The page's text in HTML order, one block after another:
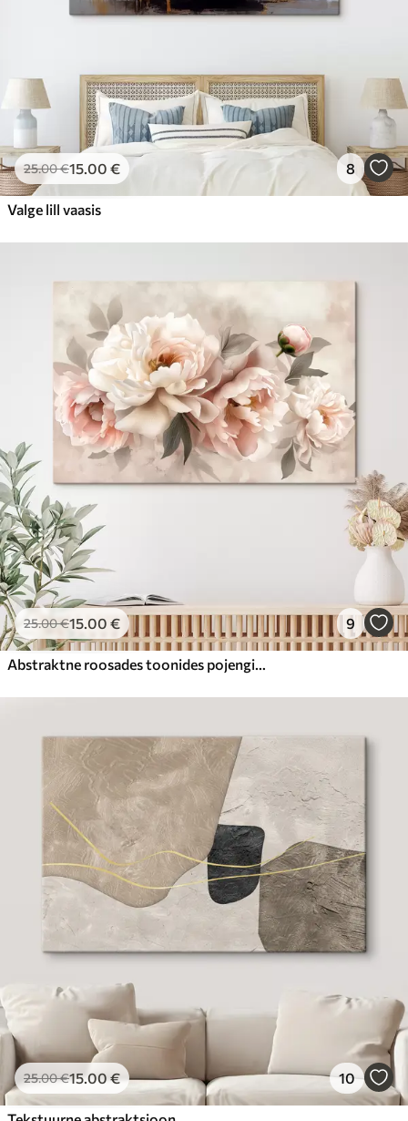
25.00€15.00 € 8
Valge lill vaasis
25.00€15.00 € 9
Abstraktne roosades toonides pojengide kimp
25.00€15.00€ 10